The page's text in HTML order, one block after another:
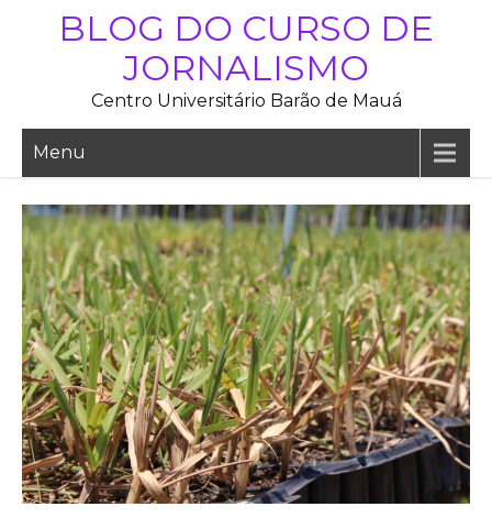
BLOG DO CURSO DE
JORNALISMO
Centro Universitário Barão de Mauá
Menu